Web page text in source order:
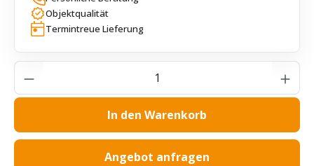
Objektqualität
Termintreue Lieferung
Produkt Anzahl: Gib den gewünschten
In den Warenkorb
Angebot anfragen